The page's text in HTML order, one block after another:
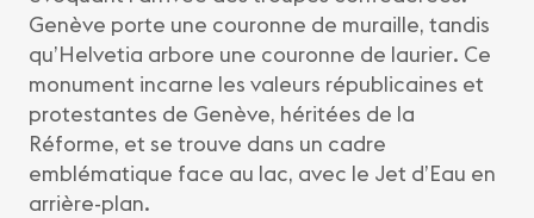
Genève porte une couronne de muraille, tandis
qu’Helvetia arbore une couronne de laurier. Ce
monument incarne les valeurs républicaines et
protestantes de Genève, héritées de la
Réforme, et se trouve dans un cadre
emblématique face au lac, avec le Jet d’Eau en
arrière-plan.